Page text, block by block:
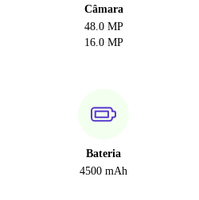
Câmara
48.0 MP
16.0 MP
Bateria
4500 mAh